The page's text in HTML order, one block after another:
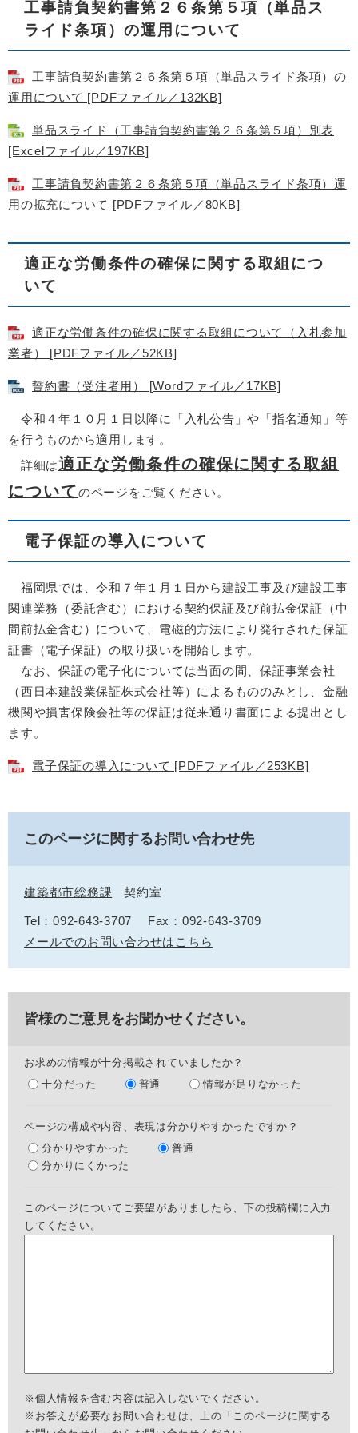
工事請負契約書第２６条第５項（単品ス
ライド条項）の運用について
工事請負契約書第２６条第５項（単品スライド条項）の
運用について [PDFファイル／132KB]
単品スライド（工事請負契約書第２６条第５項）別表
[Excelファイル／197KB]
工事請負契約書第２６条第５項（単品スライド条項）運
用の拡充について [PDFファイル／80KB]
適正な労働条件の確保に関する取組につ
いて
適正な労働条件の確保に関する取組について（入札参加
業者） [PDFファイル／52KB]
誓約書（受注者用） [Wordファイル／17KB]
令和４年１０月１日以降に「入札公告」や「指名通知」等
を行うものから適用します。
詳細は適正な労働条件の確保に関する取組
についてのページをご覧ください。
電子保証の導入について
福岡県では、令和７年１月１日から建設工事及び建設工事
関連業務（委託含む）における契約保証及び前払金保証（中
間前払金含む）について、電磁的方法により発行された保証
証書（電子保証）の取り扱いを開始します。
なお、保証の電子化については当面の間、保証事業会社
（西日本建設業保証株式会社等）によるもののみとし、金融
機関や損害保険会社等の保証は従来通り書面による提出とし
ます。
電子保証の導入について [PDFファイル／253KB]
このページに関するお問い合わせ先
建築都市総務課 契約室
Tel：092-643-3707
Fax：092-643-3709
メールでのお問い合わせはこちら
皆様のご意見をお聞かせください。
お求めの情報が十分掲載されていましたか？
十分だった
普通 情報が足りなかった
ページの構成や内容、表現は分かりやすかったですか？
分かりやすかった
普通
分かりにくかった
このページについてご要望がありましたら、下の投稿欄に入力
してください。
※個人情報を含む内容は記入しないでください。
※お答えが必要なお問い合わせは、上の「このページに関する